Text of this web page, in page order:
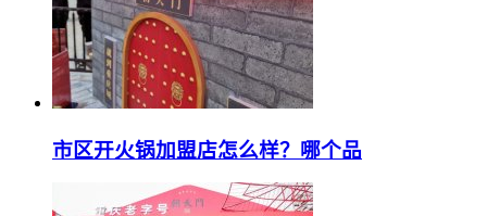
市区开火锅加盟店怎么样？哪个品